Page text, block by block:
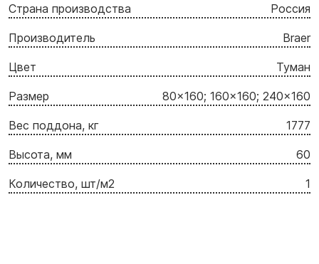
Страна производства Россия
Производитель Braer
Цвет Туман
Размер 80x160; 160x160; 240x160
Вес поддона, кг 1777
Высота, мм 60
Количество, шт/м2 1